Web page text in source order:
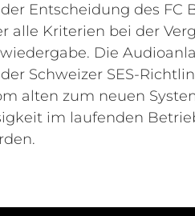
Entscheidung des FC
alle Kriterien bei der
Die
Schweizer SES-
alten zum neuen
im laufenden